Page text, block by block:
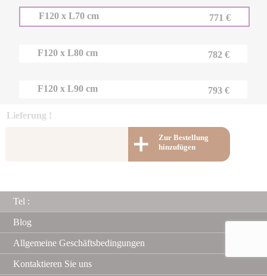
F120 x L70 cm 771 €
F120 x L80 cm 782 €
F120 x L90 cm 793 €
Lieferung !
Zur Bestellung
hinzufügen
Tel :
Blog
Allgemeine Geschäftsbedingungen
Kontaktieren Sie uns